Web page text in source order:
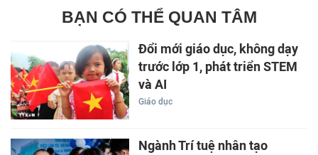
BẠN CÓ THỂ QUAN TÂM
Đổi mới giáo dục, không dạy
trước lớp 1, phát triển STEM
và AI
Giáo dục
Ngành Trí tuệ nhân tạo